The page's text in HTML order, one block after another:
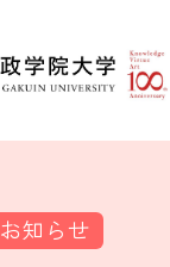
お知らせ